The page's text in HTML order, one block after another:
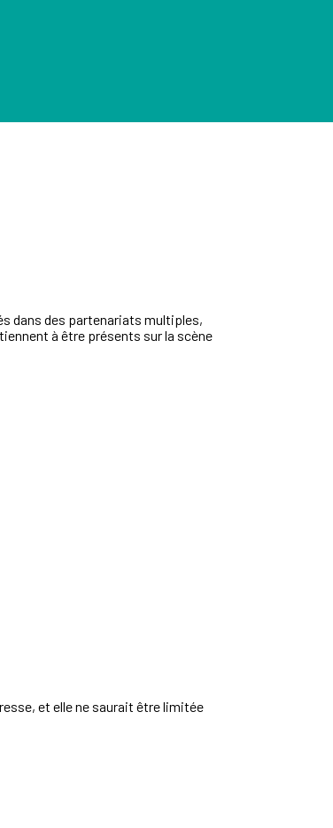
dans des partenariats multiples,
à être présents sur la scène
et elle ne saurait être limitée